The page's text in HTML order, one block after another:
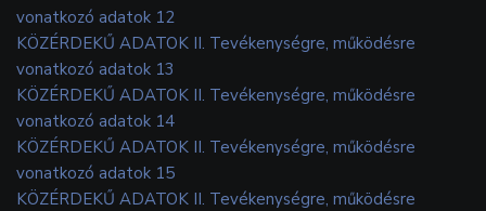
vonatkozó adatok 12
KÖZÉRDEKŰ ADATOK II. Tevékenységre, működésre
vonatkozó adatok 13
KÖZÉRDEKŰ ADATOK II. Tevékenységre, működésre
vonatkozó adatok 14
KÖZÉRDEKŰ ADATOK II. Tevékenységre, működésre
vonatkozó adatok 15
KÖZÉRDEKŰ ADATOK II. Tevékenységre, működésre